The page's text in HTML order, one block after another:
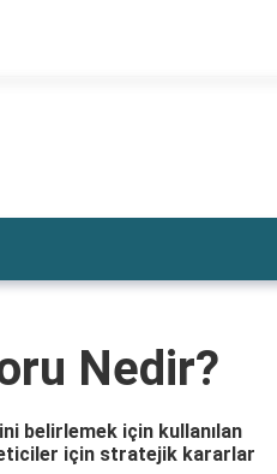
Nedir?
belirlemek için kullanılan
için stratejik kararlar